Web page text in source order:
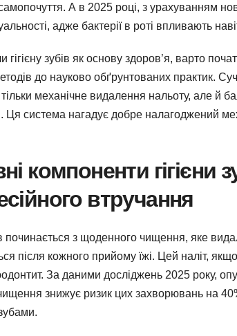
А в 2025 році, з урахуванням
адже бактерії в роті впливають
гігієну зубів як основу здоров’я, варто
до науково обґрунтованих практик.
механічне видалення нальоту, але й
Ця система нагадує добре налагоджений
компоненти гігієни
втручання
починається з щоденного чищення, яке
після кожного прийому їжі. Цей наліт,
За даними досліджень 2025 року,
знижує ризик цих захворювань на